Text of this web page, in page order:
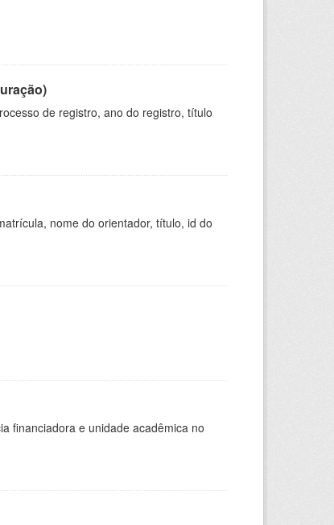
de registro, ano do registro, título
nome do orientador, título, id do
financiadora e unidade acadêmica no